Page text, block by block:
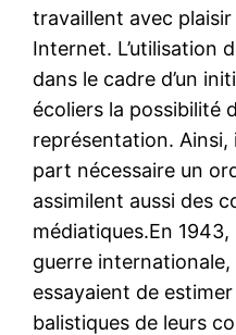
travaillent avec
Internet. L’utilisation
dans le cadre d’un
écoliers la possibilité
représentation. Ainsi,
part nécessaire un
assimilent aussi des
médiatiques.En
guerre internationale,
essayaient de
balistiques de leurs